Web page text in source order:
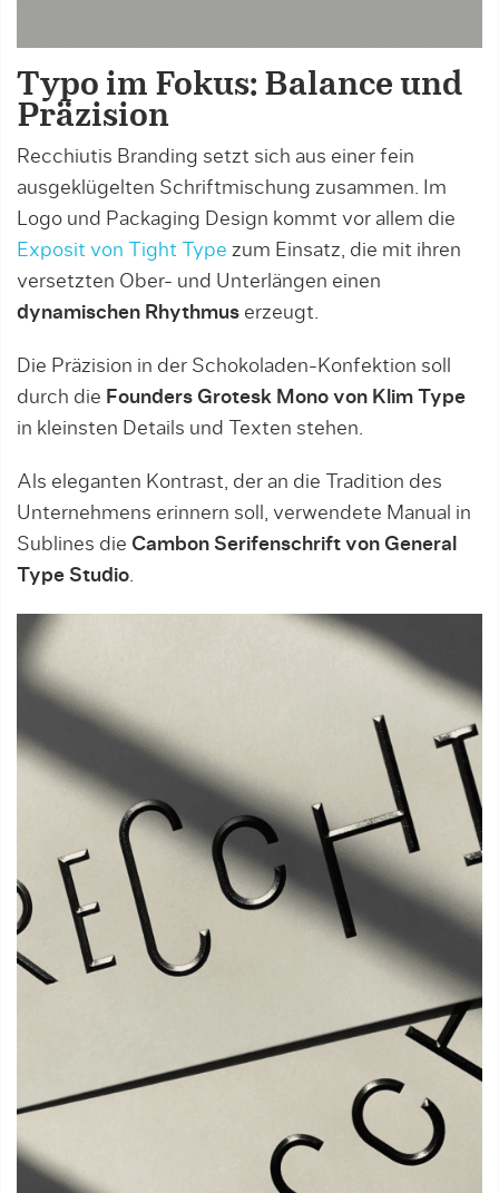
Typo im Fokus: Balance und
Präzision
Recchiutis Branding setzt sich aus einer fein
ausgeklügelten Schriftmischung zusammen. Im
Logo und Packaging Design kommt vor allem die
Exposit von Tight Type zum Einsatz, die mit ihren
versetzten Ober- und Unterlängen einen
dynamischen Rhythmus erzeugt.
Die Präzision in der Schokoladen-Konfektion soll
durch die Founders Grotesk Mono von Klim Type
in kleinsten Details und Texten stehen.
Als eleganten Kontrast, der an die Tradition des
Unternehmens erinnern soll, verwendete Manual in
Sublines die Cambon Serifenschrift von General
Type Studio.